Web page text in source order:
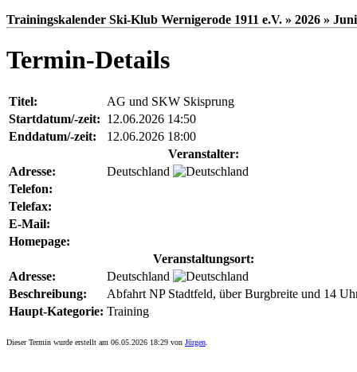
Trainingskalender Ski-Klub Wernigerode 1911 e.V. » 2026 »
Termin-Details
Titel:
AG und SKW Skisprung
Startdatum/-zeit: 12.06.2026 14:50
Enddatum/-zeit:
12.06.2026 18:00
Veranstalter:
Adresse:
Deutschland
Telefon:
Telefax:
E-Mail:
Homepage:
Veranstaltungsort:
Adresse:
Deutschland
Beschreibung:
Abfahrt NP Stadtfeld, über Burgbreite und 14
Haupt-Kategorie: Training
Dieser Termin wurde erstellt am 06.05.2026 18:29 von Jürgen